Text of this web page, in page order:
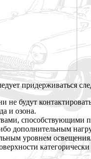
придерживаться
будут
и озона.
способствующими
дополнительным
уровнем